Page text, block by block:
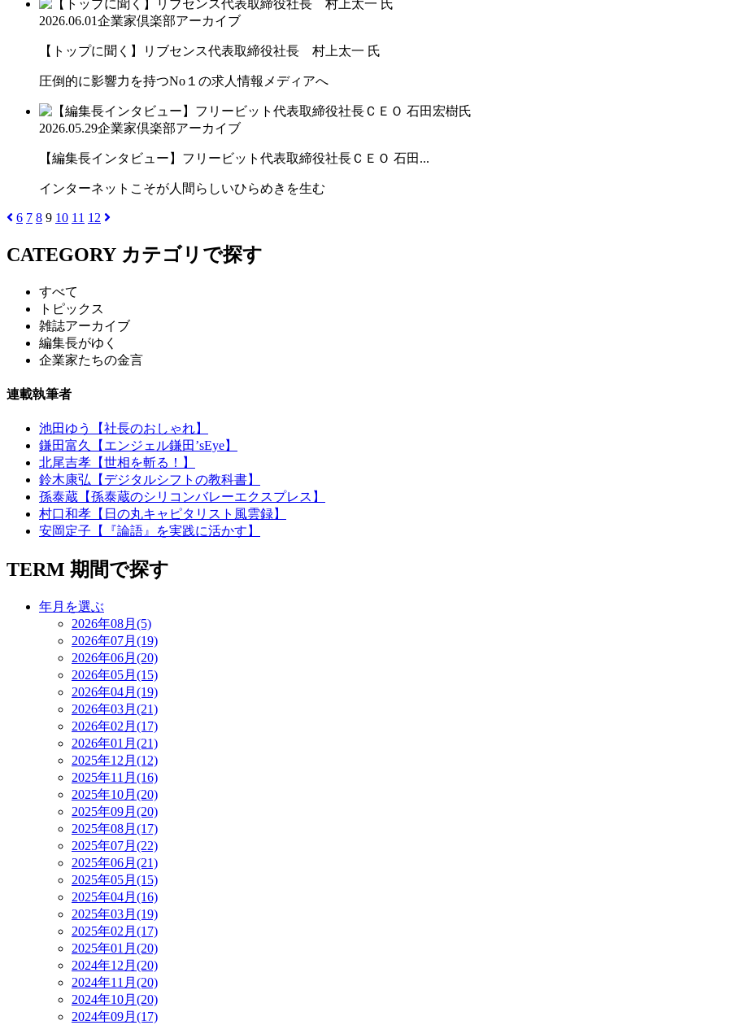
2026.06.01企業家倶楽部アーカイブ
【トップに聞く】リブセンス代表取締役社長 村上太一 氏
圧倒的に影響力を持つNo１の求人情報メディアへ
2026.05.29企業家倶楽部アーカイブ
【編集長インタビュー】フリービット代表取締役社長ＣＥＯ 石田...
インターネットこそが人間らしいひらめきを生む
6 7 8 9 10 11 12
CATEGORY カテゴリで探す
すべて
トピックス
雑誌アーカイブ
編集長がゆく
企業家たちの金言
連載執筆者
池田ゆう【社長のおしゃれ】
鎌田富久【エンジェル鎌田’sEye】
北尾吉孝【世相を斬る！】
鈴木康弘【デジタルシフトの教科書】
孫泰蔵【孫泰蔵のシリコンバレーエクスプレス】
村口和孝【日の丸キャピタリスト風雲録】
安岡定子【『論語』を実践に活かす】
TERM 期間で探す
年月を選ぶ
2026年08月(5)
2026年07月(19)
2026年06月(20)
2026年05月(15)
2026年04月(19)
2026年03月(21)
2026年02月(17)
2026年01月(21)
2025年12月(12)
2025年11月(16)
2025年10月(20)
2025年09月(20)
2025年08月(17)
2025年07月(22)
2025年06月(21)
2025年05月(15)
2025年04月(16)
2025年03月(19)
2025年02月(17)
2025年01月(20)
2024年12月(20)
2024年11月(20)
2024年10月(20)
2024年09月(17)